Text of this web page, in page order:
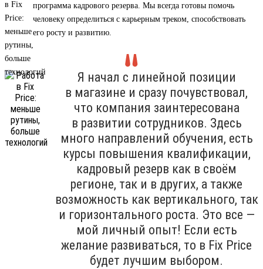
программа кадрового резерва. Мы всегда готовы помочь
человеку определиться с карьерным треком, способствовать
его росту и развитию.
Я начал с линейной позиции
в магазине и сразу почувствовал,
что компания заинтересована
в развитии сотрудников. Здесь
много направлений обучения, есть
курсы повышения квалификации,
кадровый резерв как в своём
регионе, так и в других, а также
возможность как вертикального, так
и горизонтального роста. Это все —
мой личный опыт! Если есть
желание развиваться, то в Fix Price
будет лучшим выбором.